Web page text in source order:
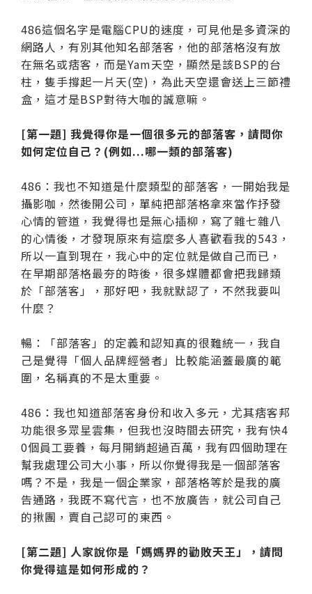
486這個名字是電腦CPU的速度，可見他是多資深的
網路人，有別其他知名部落客，他的部落格沒有放
在無名或痞客，而是Yam天空，顯然是該BSP的台
柱，隻手撐起一片天(空)，為此天空還會送上三節禮
盒，這才是BSP對待大咖的誠意嘛。
[第一題] 我覺得你是一個很多元的部落客，請問你
如何定位自己？(例如...哪一類的部落客)
486：我也不知道是什麼類型的部落客，一開始我是
攝影咖，然後開公司，單純把部落格拿來當作抒發
心情的管道，我覺得也是無心插柳，寫了雜七雜八
的心情後，才發現原來有這麼多人喜歡看我的543，
所以一直到現在，我心中的定位就是做自己而已，
在早期部落格最夯的時後，很多媒體都會把我歸類
於「部落客」，那好吧，我就默認了，不然我要叫
什麼？
暢：「部落客」的定義和認知真的很難統一，我自
己是覺得「個人品牌經營者」比較能涵蓋最廣的範
圍，名稱真的不是太重要。
486：我也知道部落客身份和收入多元，尤其痞客邦
功能很多眾星雲集，但我也沒時間去研究，我有快4
0個員工要養，每月開銷超過百萬，我有四個助理在
幫我處理公司大小事，所以你覺得我是一個部落客
嗎？不是，我是一個企業家，部落格等於是我的廣
告通路，我既不寫代言，也不放廣告，就公司自己
的揪團，賣自己認可的東西。
[第二題] 人家說你是「媽媽界的勸敗天王」，請問
你覺得這是如何形成的？